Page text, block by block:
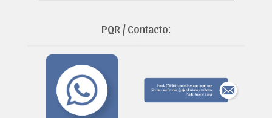
PQR / Contacto: